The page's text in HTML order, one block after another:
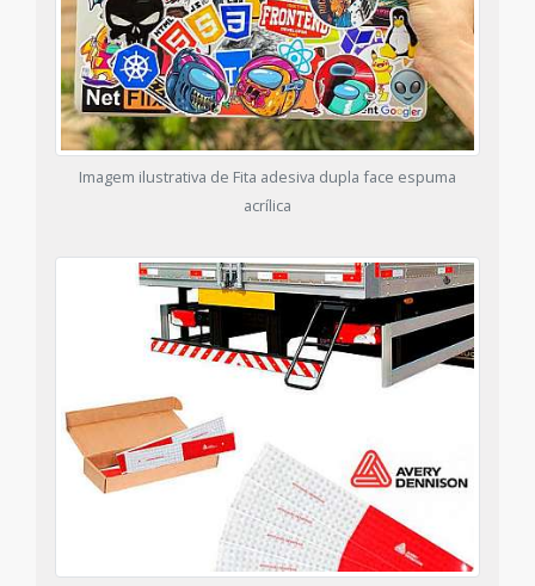
Imagem ilustrativa de Fita adesiva dupla face espuma
acrílica